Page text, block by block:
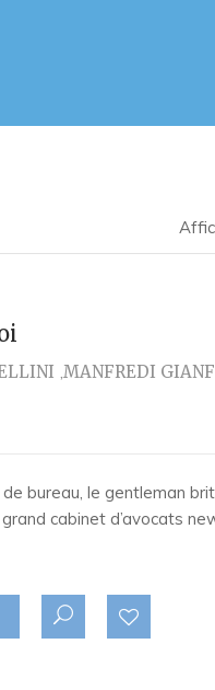
MANFREDI
bureau, le gentleman
cabinet d’avocats